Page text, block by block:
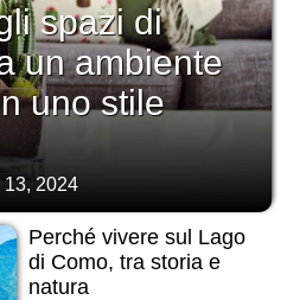
spazi di
un ambiente
uno stile
13, 2024
Perché vivere sul Lago
di Como, tra storia e
natura